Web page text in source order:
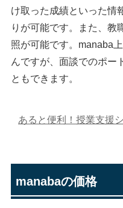
け取った成績といった情
りが可能です。また、教
照が可能です。manaba
んですが、面談でのポー
ともできます。
あると便利！授業支援
manabaの価格